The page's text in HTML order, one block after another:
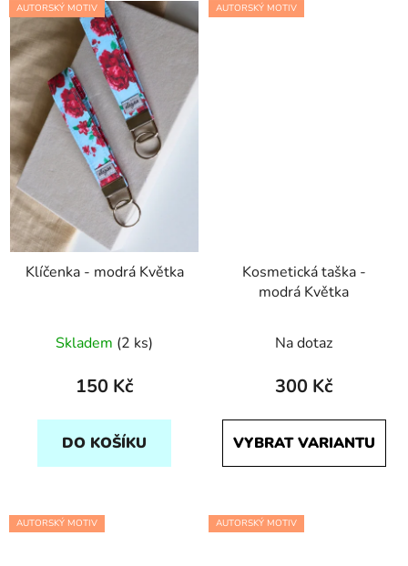
AUTORSKÝ MOTIV
Klíčenka - modrá Květka
Skladem (2 ks)
150 Kč
DO KOŠÍKU
AUTORSKÝ MOTIV
Kosmetická taška -
modrá Květka
Na dotaz
300 Kč
VYBRAT VARIANTU
AUTORSKÝ MOTIV AUTORSKÝ MOTIV